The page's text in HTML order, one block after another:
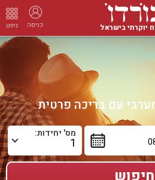
יוקרתי בישראל כניסה ניווט
עם בריכה פרטית
מס' יחידות: